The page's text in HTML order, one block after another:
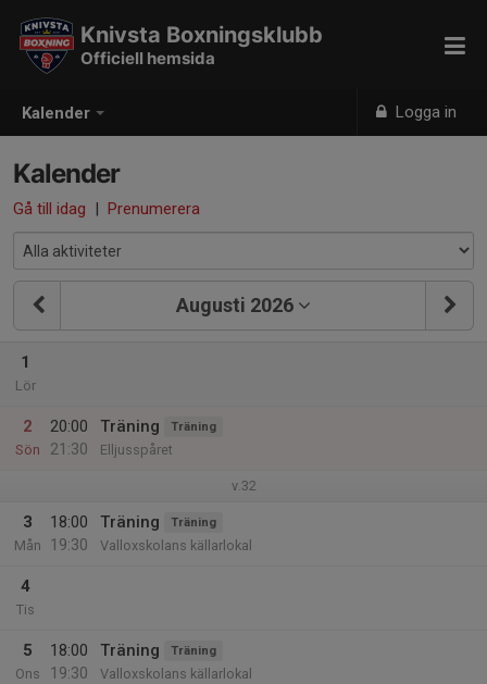
Kalender Logga in
Knivsta Boxningsklubb
Officiell hemsida
Kalender
Gå till idag | Prenumerera
Augusti 2026
1
Lör
2
Sön
20:00
21:30
Träning Träning
Elljusspåret
v.32
3
Mån
18:00
19:30
Träning Träning
Valloxskolans källarlokal
4
Tis
5
Ons
18:00
19:30
Träning Träning
Valloxskolans källarlokal